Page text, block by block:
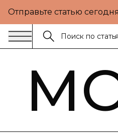
Отправьте статью